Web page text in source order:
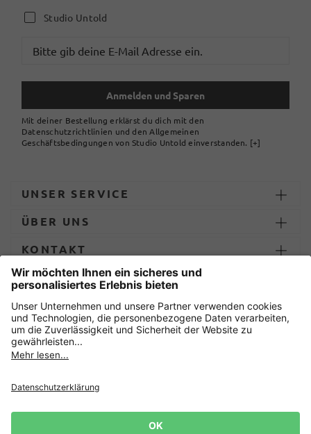
Studio Untold
Anmelden und Sparen
Mit deiner Bestellung erklärst du dich mit den
Datenschutzrichtlinien und den Allgemeinen
Geschäftsbedingungen von Studio Untold einverstanden. [+]
UNSER SERVICE
ÜBER UNS
KONTAKT
ZAHLUNG UND LIEFERUNG
Sicher einkaufen mit
Impressum